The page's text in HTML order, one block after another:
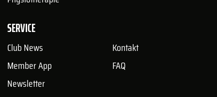
SERVICE
Club News
Member App
Newsletter
Kontakt
FAQ